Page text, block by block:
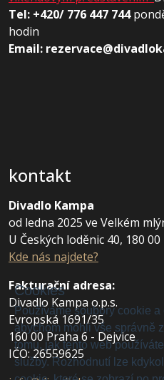
Tel: +420/ 776 447 744
hodin
Email:
kontakt
Divadlo Kampa
od ledna 2025 ve Velkém
U Českých loděnic 40, 180
Kde nás najdete?
Fakturační adresa:
Divadlo Kampa o.p.s.
Evropská 1691/35
160 00 Praha 6 - Dejvice
IČO: 26559625
Cookies
Používáme soubory cookie a
abychom mohli vše správně
tomu, jak tento web
služby. Rozhodnutí lze